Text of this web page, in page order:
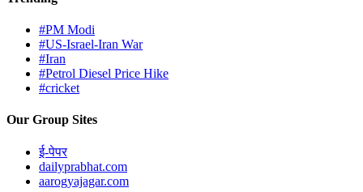
#PM Modi
#US-Israel-Iran War
#Iran
#Petrol Diesel Price Hike
#cricket
Our Group Sites
ई-पेपर
dailyprabhat.com
aarogyajagar.com